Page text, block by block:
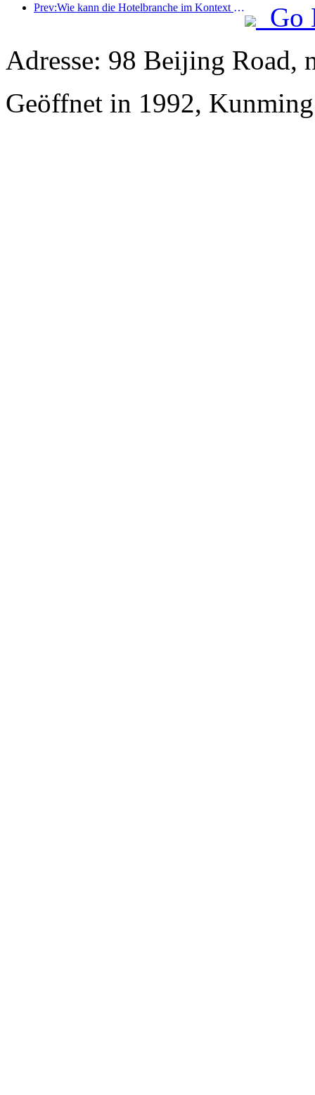
Prev:Wie kann die Hotelbranche im Kontext der Globalisierung neue Wachstumspunkte finden?
Go
Adresse: 98 Beijing Road,
Geöffnet in 1992,